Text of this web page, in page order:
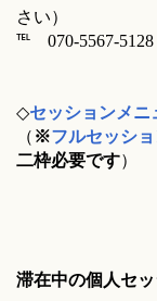
さい）
℡ 070-5567-5128
◇セッションメニ
（ ※フルセッシ
二枠必要です）
滞在中の個人セ